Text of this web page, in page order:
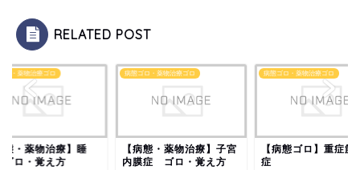
RELATED POST
ロ・薬物治療ゴロ
態・薬物治療】睡
ロ・覚え方
病態ゴロ・薬物治療ゴロ
【病態・薬物治療】子宮
内膜症 ゴロ・覚え方
病態ゴロ・薬物治療ゴロ
【病態ゴロ】重症筋
症